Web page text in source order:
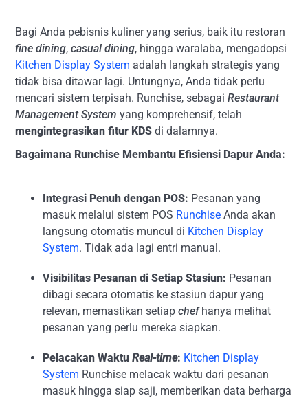
Bagi Anda pebisnis kuliner yang serius, baik itu restoran
fine dining,casual dining, hingga waralaba, mengadopsi
Kitchen Display System adalah langkah strategis yang
tidak bisa ditawar lagi. Untungnya, Anda tidak perlu
mencari sistem terpisah. Runchise, sebagaiRestaurant
Management System yang komprehensif, telah
mengintegrasikan fitur KDS di dalamnya.
Bagaimana Runchise Membantu Efisiensi Dapur Anda:
Integrasi Penuh dengan POS: Pesanan yang
masuk melalui sistem POS Runchise Anda akan
langsung otomatis muncul di Kitchen Display
System. Tidak ada lagi entri manual.
Visibilitas Pesanan di Setiap Stasiun: Pesanan
dibagi secara otomatis ke stasiun dapur yang
relevan, memastikan setiapchefhanya melihat
pesanan yang perlu mereka siapkan.
Pelacakan WaktuReal-time: Kitchen Display
System Runchise melacak waktu dari pesanan
masuk hingga siap saji, memberikan data berharga